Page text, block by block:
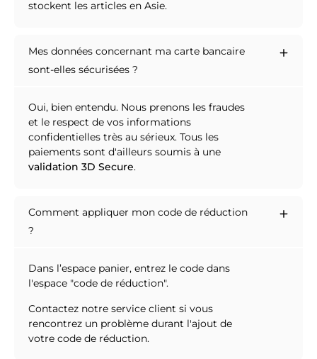
stockent les articles en Asie.
Mes données concernant ma carte bancaire
sont-elles sécurisées ?
Oui, bien entendu. Nous prenons les fraudes
et le respect de vos informations
confidentielles très au sérieux. Tous les
paiements sont d'ailleurs soumis à une
validation 3D Secure.
Comment appliquer mon code de réduction
?
Dans l’espace panier, entrez le code dans
l'espace "code de réduction".
Contactez notre service client si vous
rencontrez un problème durant l'ajout de
votre code de réduction.